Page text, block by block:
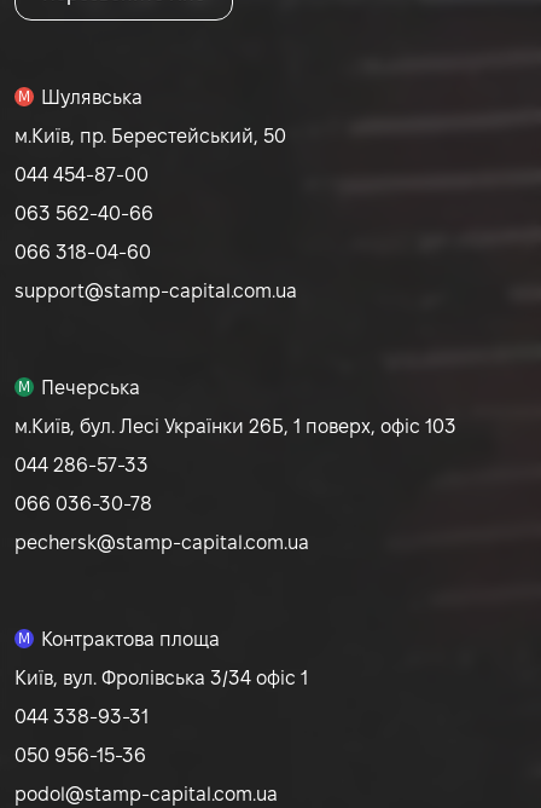
M
Шулявська
м.Київ, пр. Берестейський, 50
044 454-87-00
063 562-40-66
066 318-04-60
support@stamp-capital.com.ua
M
Печерська
м.Київ, бул. Лесі Українки 26Б, 1 поверх, офіс 103
044 286-57-33
066 036-30-78
pechersk@stamp-capital.com.ua
M
Контрактова площа
Київ, вул. Фролівська 3/34 офіс 1
044 338-93-31
050 956-15-36
podol@stamp-capital.com.ua